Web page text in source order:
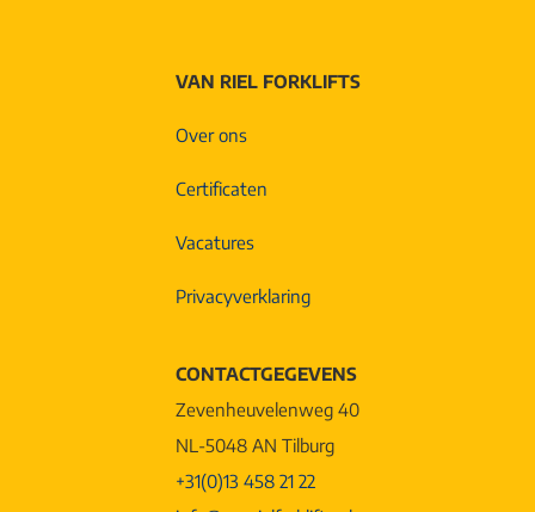
VAN RIEL FORKLIFTS
Over ons
Certificaten
Vacatures
Privacyverklaring
CONTACTGEGEVENS
Zevenheuvelenweg 40
NL-5048 AN Tilburg
+31(0)13 458 21 22